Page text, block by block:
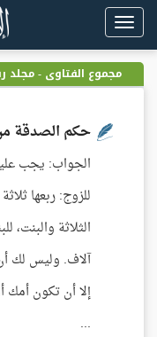
Toggle
navigation
مجموع الفتاوى - مجلد
حكم الصدقة
الجواب: يجب
للزوج: ربعها
الثلاثة والبنت،
آلاف. وليس لك
إلا أن تكون
...